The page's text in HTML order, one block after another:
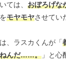
ては、 おぼろげな
モヤモヤさせてい
、ラスカくんが「
ねんだ……。 」と心